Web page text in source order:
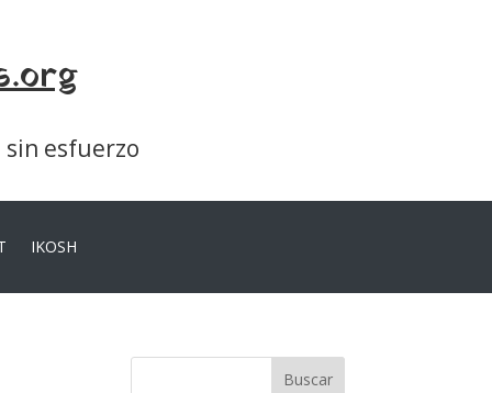
esfuerzo
IKOSH
Buscar